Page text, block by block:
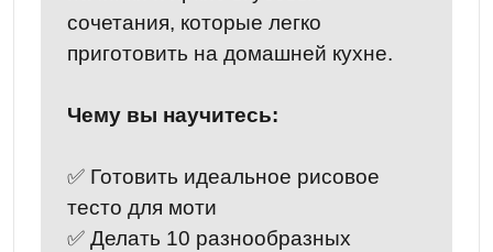
сочетания, которые легко
приготовить на домашней кухне.
Чему вы научитесь:
✅ Готовить идеальное рисовое
тесто для моти
✅ Делать 10 разнообразных